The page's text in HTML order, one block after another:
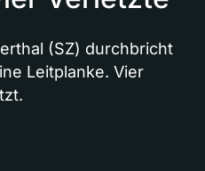
(SZ) durchbricht
Leitplanke. Vier